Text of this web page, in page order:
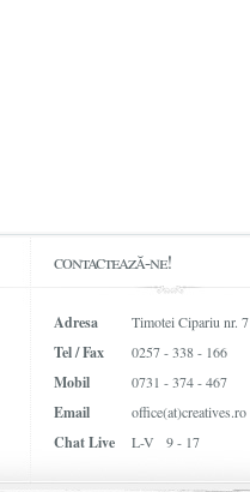
contactează-ne!
Adresa Timotei Cipariu nr. 7
Tel / Fax 0257 - 338 - 166
Mobil 0731 - 374 - 467
Email office(at)creatives.ro
Chat Live L-V 9 - 17